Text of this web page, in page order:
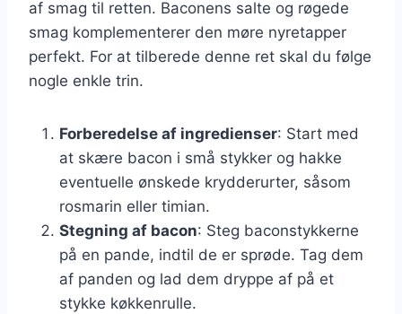
af smag til retten. Baconens salte og røgede
smag komplementerer den møre nyretapper
perfekt. For at tilberede denne ret skal du følge
nogle enkle trin.
Forberedelse af ingredienser: Start med
at skære bacon i små stykker og hakke
eventuelle ønskede krydderurter, såsom
rosmarin eller timian.
Stegning af bacon: Steg baconstykkerne
på en pande, indtil de er sprøde. Tag dem
af panden og lad dem dryppe af på et
stykke køkkenrulle.